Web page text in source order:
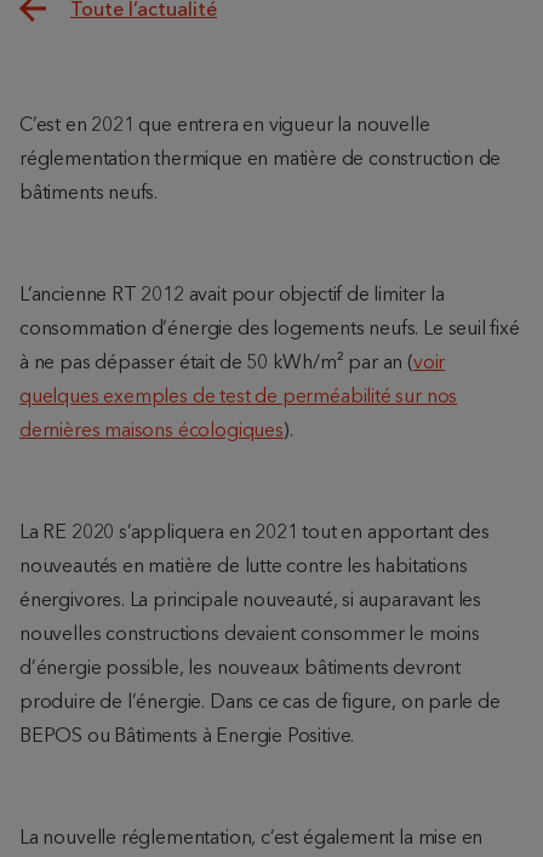
Toute l’actualité
C’est en 2021 que entrera en vigueur la nouvelle
réglementation thermique en matière de construction de
bâtiments neufs.
L’ancienne RT 2012 avait pour objectif de limiter la
consommation d’énergie des logements neufs. Le seuil fixé
à ne pas dépasser était de 50 kWh/m² par an (voir
quelques exemples de test de perméabilité sur nos
dernières maisons écologiques).
La RE 2020 s’appliquera en 2021 tout en apportant des
nouveautés en matière de lutte contre les habitations
énergivores. La principale nouveauté, si auparavant les
nouvelles constructions devaient consommer le moins
d’énergie possible, les nouveaux bâtiments devront
produire de l’énergie. Dans ce cas de figure, on parle de
BEPOS ou Bâtiments à Energie Positive.
La nouvelle réglementation, c’est également la mise en